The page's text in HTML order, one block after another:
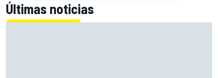
Últimas noticias